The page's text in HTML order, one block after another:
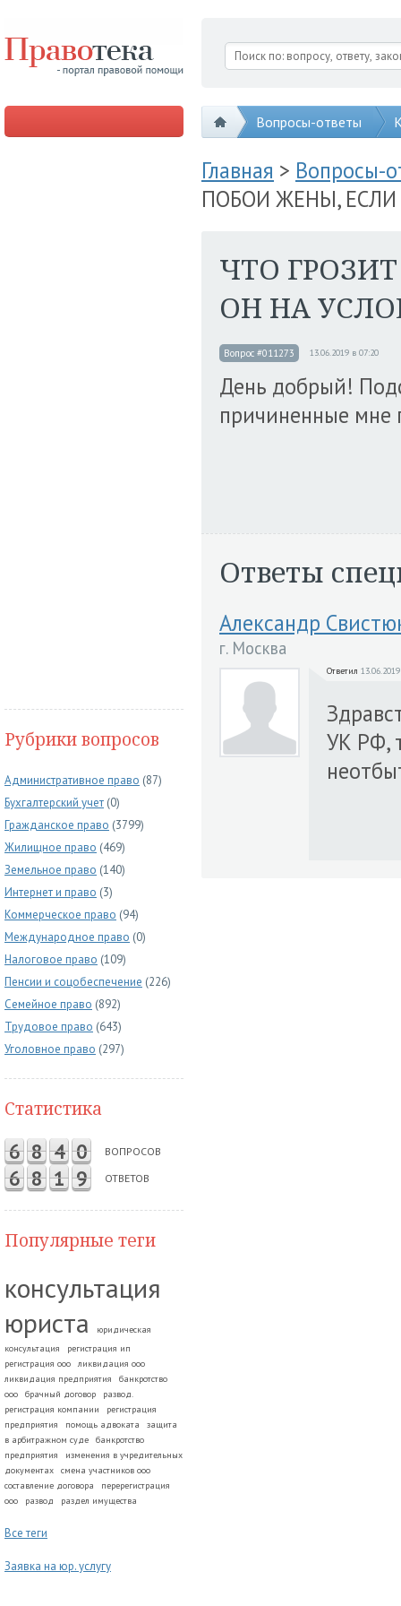
Вопросы-ответы
Рубрики вопросов
Административное право (87)
Бухгалтерский учет (0)
Гражданское право (3799)
Жилищное право (469)
Земельное право (140)
Интернет и право (3)
Коммерческое право (94)
Международное право (0)
Налоговое право (109)
Пенсии и соцобеспечение (226)
Семейное право (892)
Трудовое право (643)
Уголовное право (297)
Статистика
6 8 4 0 ВОПРОСОВ
6 8 1 9 ОТВЕТОВ
Популярные теги
консультация
юриста
юридическая
консультация
регистрация ип
регистрация ооо
ликвидация ооо
ликвидация предприятия
банкротство
ооо
брачный договор
развод.
регистрация компании
регистрация
предприятия
помощь адвоката
защита
в арбитражном суде
банкротство
предприятия
изменения в учредительных
документах
смена участников ооо
составление договора
перерегистрация
ооо
развод раздел имущества
Все теги
Заявка на юр. услугу
Главная > Вопросы-
ПОБОИ ЖЕНЫ,
ЧТО
ОН НА
Вопрос #011273 13.06.2019 в 07:20
День добрый!
причиненные мне
Ответы
Александр
г. Москва
Ответил
УК РФ,